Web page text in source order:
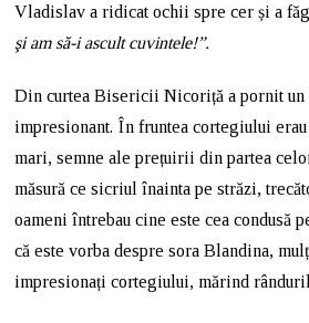
Vladislav a ridicat ochii spre cer și a
şi am să-i ascult cuvintele!”.
Din curtea Bisericii Nicoriță a pornit un
impresionant. În fruntea cortegiului
mari, semne ale prețuirii din partea
măsură ce sicriul înainta pe străzi,
oameni întrebau cine este cea condusă
că este vorba despre sora Blandina,
impresionați cortegiului, mărind